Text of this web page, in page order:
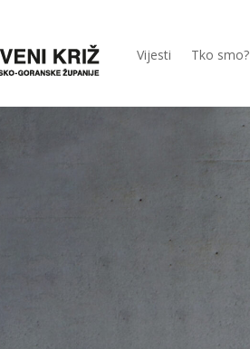
Vijesti Tko smo?